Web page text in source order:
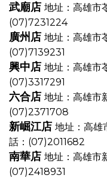
武廟店 地址：高雄市
(07)7231224
廣州店 地址：高雄市
(07)7139231
興中店 地址：高雄市
(07)3317291
六合店 地址：高雄市
(07)2371708
新崛江店 地址：高雄
話：(07)2011682
南華店 地址：高雄市
(07)2418931